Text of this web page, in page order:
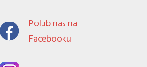
Polub nas na
Facebooku